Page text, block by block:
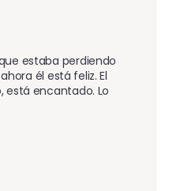
estaba perdiendo
él está feliz. El
está encantado. Lo